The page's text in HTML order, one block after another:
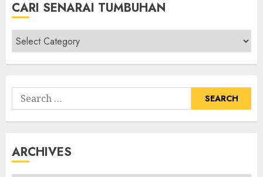
CARI SENARAI TUMBUHAN
Cari
Senarai
Tumbuhan
Search
for:
ARCHIVES